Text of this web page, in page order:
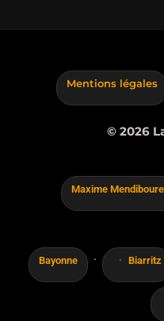
Mentions légales
© 2026
Maxime
Bayonne · Biarritz